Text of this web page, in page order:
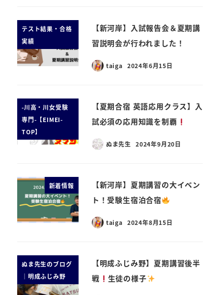
テスト結果・合格
実績
【新河岸】入試報告会＆夏期講
習説明会が行われました！
taiga 2024年6月15日
-川高・川女受験
専門-【EIMEI-
TOP】
【夏期合宿 英語応用クラス】入
試必須の応用知識を制覇
ぬま先生 2024年9月20日
新着情報
【新河岸】夏期講習の大イベン
ト！受験生宿泊合宿
taiga 2024年8月15日
ぬま先生のブログ
｜明成ふじみ野
【明成ふじみ野】夏期講習後半
戦
生徒の様子